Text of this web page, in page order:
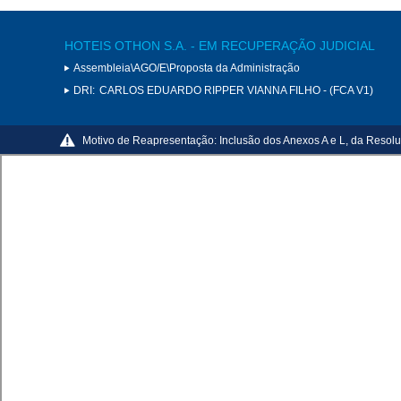
HOTEIS OTHON S.A. - EM RECUPERAÇÃO JUDICIAL
Assembleia\AGO/E\Proposta da Administração
DRI: CARLOS EDUARDO RIPPER VIANNA FILHO - (FCA V1)
Motivo de Reapresentação: Inclusão dos Anexos A e L, da